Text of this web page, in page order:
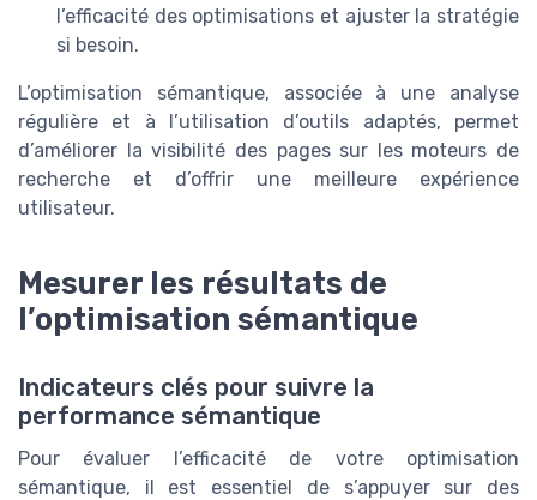
l’efficacité des optimisations et ajuster la stratégie
si besoin.
L’optimisation sémantique, associée à une analyse
régulière et à l’utilisation d’outils adaptés, permet
d’améliorer la visibilité des pages sur les moteurs de
recherche et d’offrir une meilleure expérience
utilisateur.
Mesurer les résultats de
l’optimisation sémantique
Indicateurs clés pour suivre la
performance sémantique
Pour évaluer l’efficacité de votre optimisation
sémantique, il est essentiel de s’appuyer sur des